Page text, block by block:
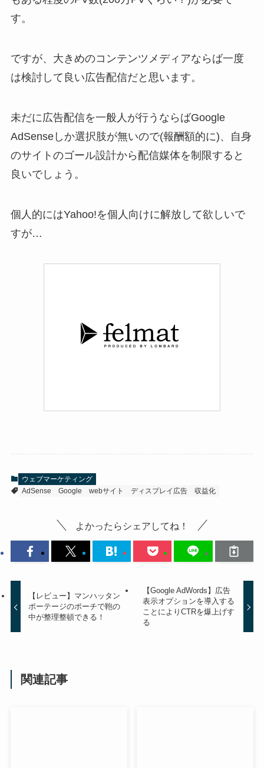
す。
ですが、大きめのコンテンツメディアならば一度
は検討して良い広告配信だと思います。
未だに広告配信を一般人が行うならばGoogle
AdSenseしか選択肢が無いので(報酬額的に)、自身
のサイトのゴール設計から配信媒体を制限すると
良いでしょう。
個人的にはYahoo!を個人向けに解放して欲しいで
すが…
ウェブマーケティング
AdSense
Google webサイト ディスプレイ広告 収益化
よかったらシェアしてね！
【レビュー】マンハッタン
ポーテージのポーチで鞄の
中が整理整頓できる！
【Google AdWords】広告
表示オプションを導入する
ことによりCTRを爆上げす
る
関連記事